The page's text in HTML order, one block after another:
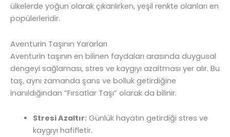
ülkelerde yoğun olarak çıkarılırken, yeşil renkte olanları en
popülerleridir.
Aventurin Taşının Yararları
Aventurin taşının en bilinen faydaları arasında duygusal
dengeyi sağlaması, stres ve kaygıyı azaltması yer alır. Bu
taş, aynı zamanda şans ve bolluk getirdiğine
inanıldığından “Fırsatlar Taşı” olarak da bilinir.
Stresi Azaltır:Günlük hayatın getirdiği stres ve
kaygıyı hafifletir.